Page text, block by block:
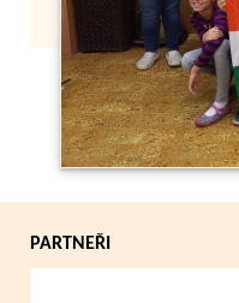
PARTNEŘI